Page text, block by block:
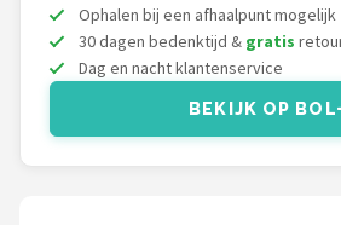
Ophalen bij een afhaalpunt mogelijk
30 dagen bedenktijd & gratis
Dag en nacht klantenservice
BEKIJK OP BOL